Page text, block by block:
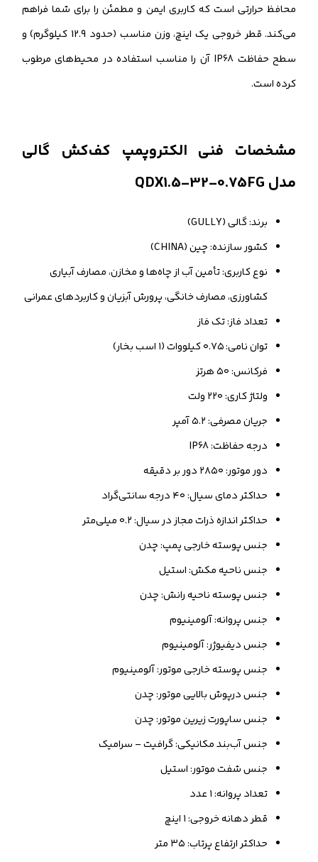
محافظ حرارتی است که کاربری ایمن و مطمئن را برای شما فراهم
می‌کند. قطر خروجی یک اینچ، وزن مناسب (حدود 12.9 کیلوگرم) و
سطح حفاظت IP68 آن را مناسب استفاده در محیط‌های مرطوب
کرده است.
مشخصات فنی الکتروپمپ کف‌کش گالی
مدل QDX1.5-32-0.75FG
برند: گالی (GULLY)
کشور سازنده: چین (CHINA)
نوع کاربری: تأمین آب از چاه‌ها و مخازن، مصارف آبیاری
کشاورزی، مصارف خانگی، پرورش آبزیان و کاربردهای عمرانی
تعداد فاز: تک فاز
توان نامی: ۰.۷۵ کیلووات (۱ اسب بخار)
فرکانس: ۵۰ هرتز
ولتاژ کاری: ۲۲۰ ولت
جریان مصرفی: ۵.۲ آمپر
درجه حفاظت: IP68
دور موتور: ۲۸۵۰ دور بر دقیقه
حداکثر دمای سیال: ۴۰ درجه سانتی‌گراد
حداکثر اندازه ذرات مجاز در سیال: ۰.۲ میلی‌متر
جنس پوسته خارجی پمپ: چدن
جنس ناحیه مکش: استیل
جنس پوسته ناحیه رانش: چدن
جنس پروانه: آلومینیوم
جنس دیفیوژر: آلومینیوم
جنس پوسته خارجی موتور: آلومینیوم
جنس درپوش بالایی موتور: چدن
جنس ساپورت زیرین موتور: چدن
جنس آب‌بند مکانیکی: گرافیت – سرامیک
جنس شفت موتور: استیل
تعداد پروانه: ۱ عدد
قطر دهانه خروجی: ۱ اینچ
حداکثر ارتفاع پرتاب: ۳۵ متر